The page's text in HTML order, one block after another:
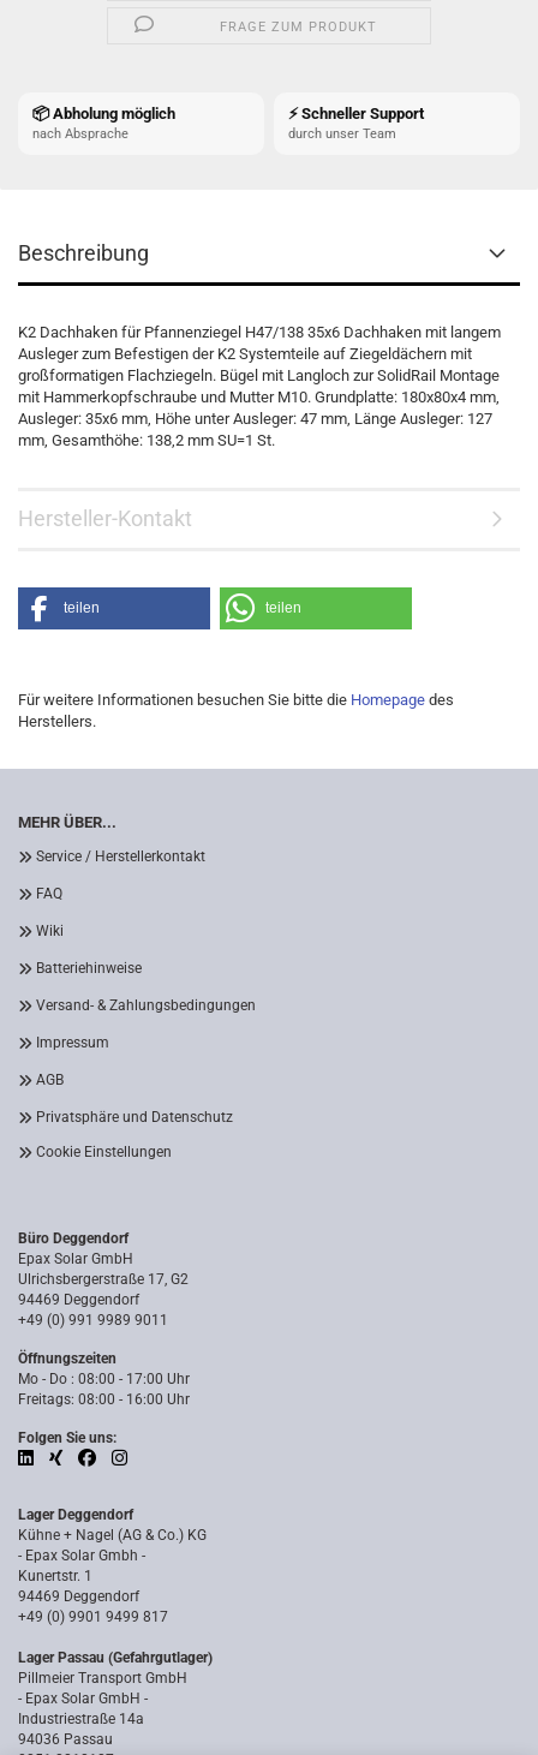
FRAGE ZUM PRODUKT
📦 Abholung möglich
nach Absprache
⚡ Schneller Support
durch unser Team
Beschreibung
K2 Dachhaken für Pfannenziegel H47/138 35x6 Dachhaken mit langem
Ausleger zum Befestigen der K2 Systemteile auf Ziegeldächern mit
großformatigen Flachziegeln. Bügel mit Langloch zur SolidRail Montage
mit Hammerkopfschraube und Mutter M10. Grundplatte: 180x80x4 mm,
Ausleger: 35x6 mm, Höhe unter Ausleger: 47 mm, Länge Ausleger: 127
mm, Gesamthöhe: 138,2 mm SU=1 St.
Hersteller-Kontakt
teilen teilen
Für weitere Informationen besuchen Sie bitte die Homepage des
Herstellers.
MEHR ÜBER...
Service / Herstellerkontakt
FAQ
Wiki
Batteriehinweise
Versand- & Zahlungsbedingungen
Impressum
AGB
Privatsphäre und Datenschutz
Cookie Einstellungen
Büro Deggendorf
Epax Solar GmbH
Ulrichsbergerstraße 17, G2
94469 Deggendorf
+49 (0) 991 9989 9011
Öffnungszeiten
Mo - Do : 08:00 - 17:00 Uhr
Freitags: 08:00 - 16:00 Uhr
Folgen Sie uns:
Lager Deggendorf
Kühne + Nagel (AG & Co.) KG
- Epax Solar Gmbh -
Kunertstr. 1
94469 Deggendorf
+49 (0) 9901 9499 817
Lager Passau (Gefahrgutlager)
Pillmeier Transport GmbH
- Epax Solar GmbH -
Industriestraße 14a
94036 Passau